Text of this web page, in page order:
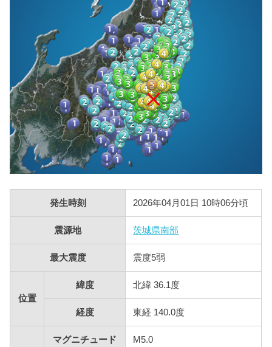
発生時刻 2026年04月01日 10時06分頃
震源地 茨城県南部
最大震度 震度5弱
位置
緯度 北緯 36.1度
経度 東経 140.0度
マグニチュード M5.0